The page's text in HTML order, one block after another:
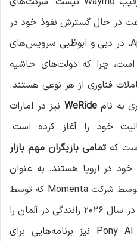
در حال گسترش نفوذ خود در
سراسر جهان هستند. Apollo Go، در دبی و ابوظبی سرویس‌های
است، چرا که دولت‌های حاشیه
فناوری از هر نوعی هستند.
به نامWeRide نیز در امارات
خود را آغاز کرده است.
است کهتمامی بازیگران مهم بازار
در اروپا هستند. به عنوان
مثال، خودروهای ساخته شده توسط شرکت Momenta که توسط
Uber مستقر شده‌اند، قرار است در سال ۲۰۲۶ رانندگی در آلمان را
آغاز کنند. WeRide، بایدو و Pony AI نیز برنامه‌هایی برای